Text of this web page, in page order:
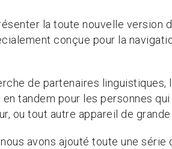
la toute nouvelle version
conçue pour la
de partenaires linguistiques,
tandem pour les personnes qui
ou tout autre appareil de grande
avons ajouté toute une série